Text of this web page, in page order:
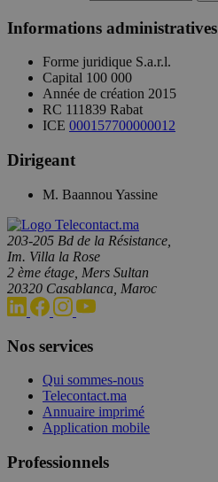
Informations administratives
Forme juridique S.a.r.l.
Capital 100 000
Année de création 2015
RC 111839 Rabat
ICE 000157700000012
Dirigeant
M. Baannou Yassine
203-205 Bd de la Résistance,
Im. Villa la Rose
2 ème étage, Mers Sultan
20320 Casablanca, Maroc
Nos services
Qui sommes-nous
Telecontact.ma
Annuaire imprimé
Application mobile
Professionnels